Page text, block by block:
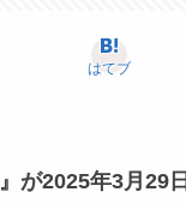
はてブ
が2025年3月29